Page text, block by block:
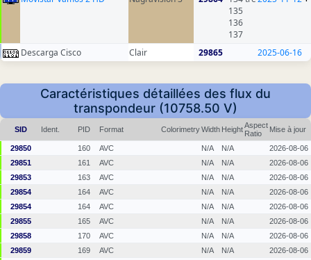
135
136
137
Descarga Cisco Clair 29865 2025-06-16
Caractéristiques détaillées des flux du
transpondeur (10758.50 V)
SID Ident. PID Format ColorimetryWidth HeightAspect
Ratio
Mise à jour
29850 160 AVC N/A N/A
2026-08-06
29851
161 AVC N/A N/A
2026-08-06
29853
163 AVC N/A N/A
2026-08-06
29854
164 AVC N/A N/A
2026-08-06
29854
164 AVC N/A N/A
2026-08-06
29855
165 AVC N/A N/A
2026-08-06
29858
170 AVC N/A N/A
2026-08-06
29859
169 AVC N/A N/A
2026-08-06